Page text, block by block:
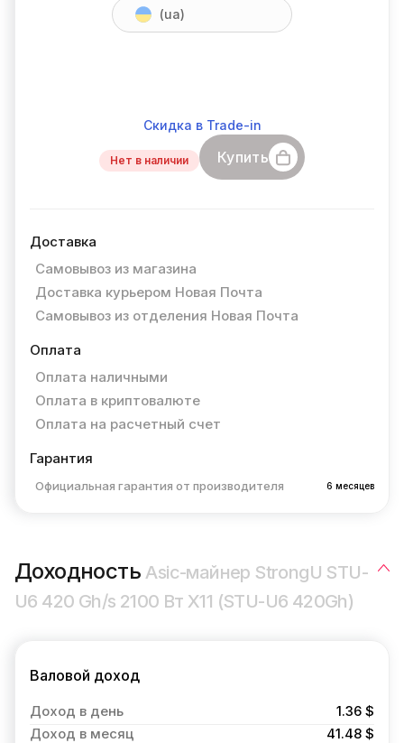
(ua)
Скидка в Trade-in
Нет в наличии Купить
Доставка
Самовывоз из магазина
Доставка курьером Новая Почта
Самовывоз из отделения Новая Почта
Оплата
Оплата наличными
Оплата в криптовалюте
Оплата на расчетный счет
Гарантия
Официальная гарантия от производителя 6 месяцев
ДоходностьAsic-майнер StrongU STU-
U6 420 Gh/s 2100 Вт X11 (STU-U6 420Gh)
Валовой доход
Доход в день
1.36 $
Доход в месяц
41.48 $